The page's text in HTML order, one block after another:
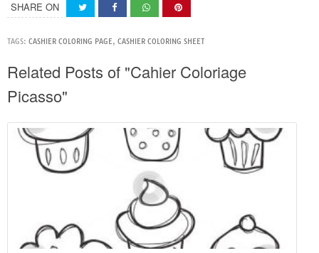
SHARE ON
TAGS: CASHIER COLORING PAGE, CASHIER COLORING SHEET
Related Posts of "Cahier Coloriage
Picasso"